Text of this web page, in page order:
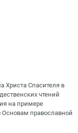
Христа Спасителя в
чтений
на примере
православной